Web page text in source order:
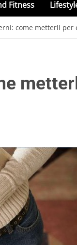
Fitness
come metterli per